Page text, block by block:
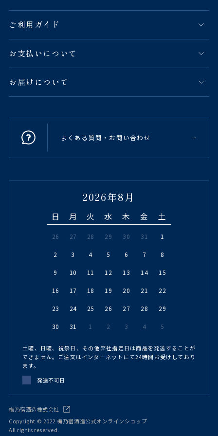
ご利用ガイド
お支払いについて
お届けについて
よくある質問・お問い合わせ
2026年8月
日 月 火 水 木 金 土
26 27 28 29 30 31 1
2 3 4 5 6 7 8
9 10 11 12 13 14 15
16 17 18 19 20 21 22
23 24 25 26 27 28 29
30 31 1 2 3 4 5
土曜、日曜、祝祭日、その他弊社指定日は商品を発送することが
できません。ご注文はインターネットにて24時間お受けしており
ます。
発送不可日
梅乃宿酒造株式会社
Copyright © 2022 梅乃宿酒造公式オンラインショップ
All rights reserved.